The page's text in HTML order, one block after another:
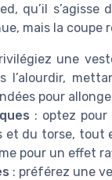
qu’il
mais la
une
l’alourdir,
pour
: optez pour
et du torse,
pour un effet
: préférez une